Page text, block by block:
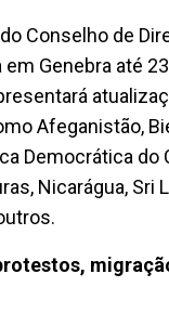
Conselho de
Genebra até
Afeganistão,
Democrática do
Nicarágua, Sri